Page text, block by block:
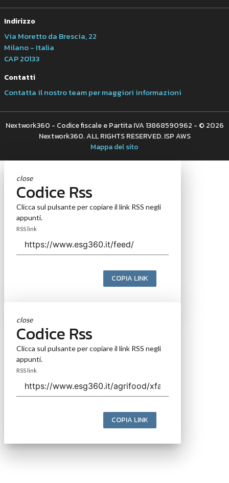
Indirizzo
Via Moretto da Brescia, 22
Milano - Italia
CAP 20133
Contatti
Contatta il nostro team per maggiori informazioni
Nextwork360 - Codice fiscale e Partita IVA 13868590962 - © 2026
Nextwork360. ALL RIGHTS RESERVED. ISP AWS
Mappa del sito
close
Codice Rss
Clicca sul pulsante per copiare il link RSS negli
appunti.
RSS link
COPIA LINK
close
Codice Rss
Clicca sul pulsante per copiare il link RSS negli
appunti.
RSS link
COPIA LINK